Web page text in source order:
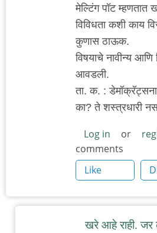
मेल्टिंग पॉट
विविधता कशी काय
कुणास ठाऊक.
विषयाचे नावीन्य आणि
आवडली.
ता. क. :
का? ते शस्त्रधारी
Log in or
comments
Like
खरे आहे राही. जर